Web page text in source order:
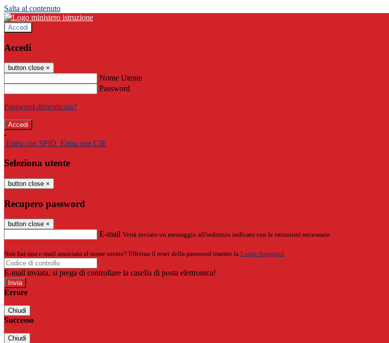
Salta al contenuto
Accedi
Accedi
button close ×
Nome Utente
Password
Password dimenticata?
-
Entra con SPID Entra con CIE
Seleziona utente
button close ×
Recupero password
button close ×
E-mail Verrà inviato un messaggio all'indirizzo indicato con le istruzioni necessarie.
Non hai una e-mail associata al nome utente? Effettua il reset della password tramite la Login Spaggiari
E-mail inviata, si prega di controllare la casella di posta elettronica!
Errore
Chiudi
Successo
Chiudi